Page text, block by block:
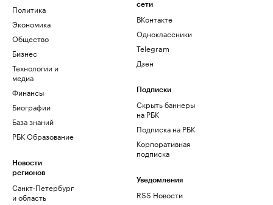
Политика
Экономика
Общество
Бизнес
Технологии и
медиа
Финансы
Биографии
База знаний
РБК Образование
Новости
регионов
Санкт-Петербург
и область
сети
ВКонтакте
Одноклассники
Telegram
Дзен
Подписки
Скрыть баннеры
на РБК
Подписка на РБК
Корпоративная
подписка
Уведомления
RSS Новости